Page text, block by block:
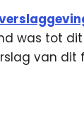
was tot
van dit